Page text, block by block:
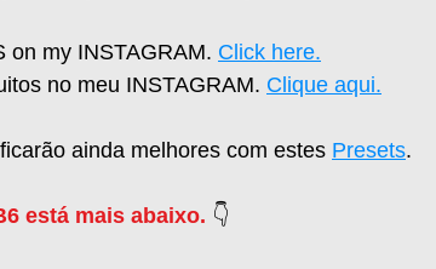
on my INSTAGRAM. Click here.
no meu INSTAGRAM. Clique aqui.
ainda melhores com estes Presets.
está mais abaixo. 👇